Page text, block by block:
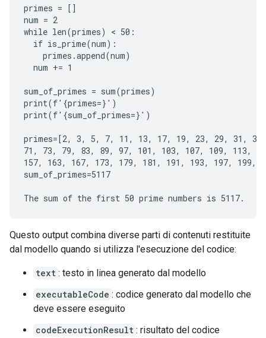
primes = []
num = 2
while len(primes) < 50:
  if is_prime(num):
    primes.append(num)
  num += 1
sum_of_primes = sum(primes)
print(f'{primes=}')
print(f'{sum_of_primes=}')
primes=[2, 3, 5, 7, 11, 13, 17, 19, 23, 29, 31,
71, 73, 79, 83, 89, 97, 101, 103, 107, 109, 113,
157, 163, 167, 173, 179, 181, 191, 193, 197, 199,
sum_of_primes=5117
Questo output combina diverse parti di contenuti restituite
dal modello quando si utilizza l'esecuzione del codice:
text : testo in linea generato dal modello
executableCode : codice generato dal modello che
deve essere eseguito
codeExecutionResult : risultato del codice